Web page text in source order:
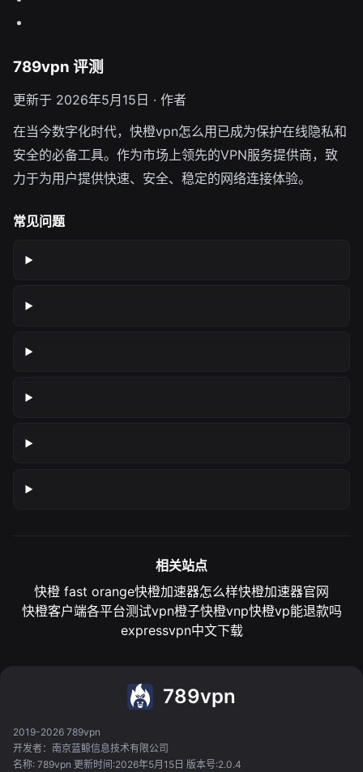
789vpn 评测
更新于 2026年5月15日 · 作者
在当今数字化时代，快橙vpn怎么用已成为保护在线隐私和
安全的必备工具。作为市场上领先的VPN服务提供商，致
力于为用户提供快速、安全、稳定的网络连接体验。
常见问题
相关站点
快橙 fast orange快橙加速器怎么样快橙加速器官网
快橙客户端各平台测试vpn橙子快橙vnp快橙vp能退款吗
expressvpn中文下载
789vpn
2019-2026 789vpn
开发者：南京蓝鲸信息技术有限公司
名称: 789vpn 更新时间:2026年5月15日 版本号:2.0.4